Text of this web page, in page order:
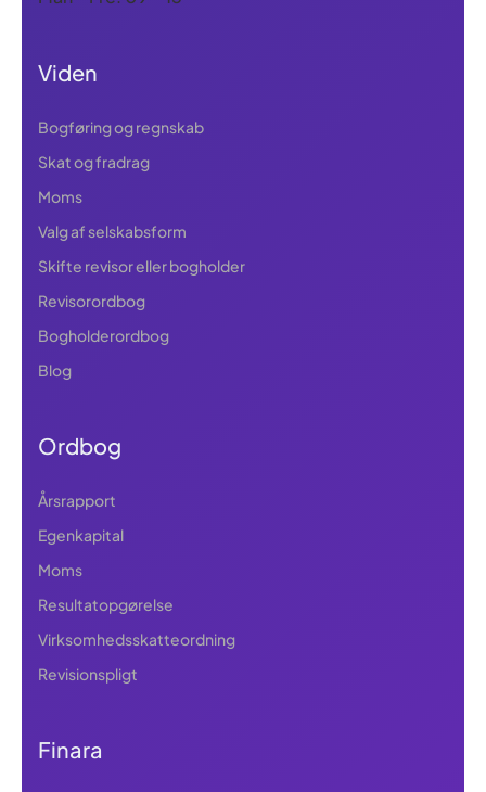
Viden
Bogføring og regnskab
Skat og fradrag
Moms
Valg af selskabsform
Skifte revisor eller bogholder
Revisorordbog
Bogholderordbog
Blog
Ordbog
Årsrapport
Egenkapital
Moms
Resultatopgørelse
Virksomhedsskatteordning
Revisionspligt
Finara